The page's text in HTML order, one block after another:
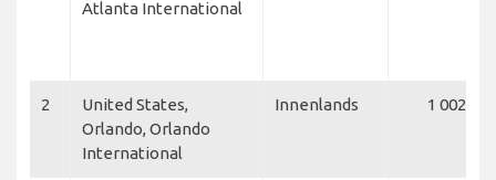
Atlanta International
2
United States,
Orlando, Orlando
International
Innenlands 1 002